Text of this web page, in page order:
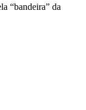
“bandeira” da